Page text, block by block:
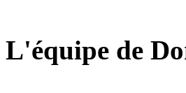
L'équipe de